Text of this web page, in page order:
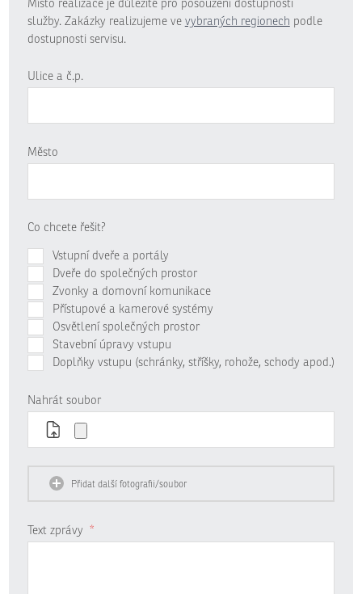
Místo realizace je důležité pro posouzení dostupnosti
služby. Zakázky realizujeme ve vybraných regionech podle
dostupnosti servisu.
Ulice a č.p.
Město
Co chcete řešit?
Vstupní dveře a portály
Dveře do společných prostor
Zvonky a domovní komunikace
Přístupové a kamerové systémy
Osvětlení společných prostor
Stavební úpravy vstupu
Doplňky vstupu (schránky, stříšky, rohože, schody apod.)
Nahrát soubor
Přidat další fotografii/soubor
Text zprávy *